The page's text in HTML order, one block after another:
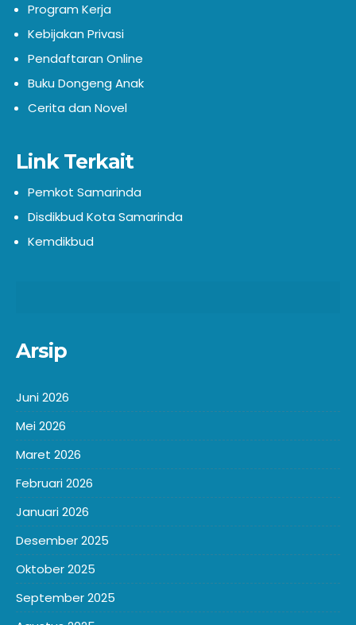
Program Kerja
Kebijakan Privasi
Pendaftaran Online
Buku Dongeng Anak
Cerita dan Novel
Link Terkait
Pemkot Samarinda
Disdikbud Kota Samarinda
Kemdikbud
Arsip
Juni 2026
Mei 2026
Maret 2026
Februari 2026
Januari 2026
Desember 2025
Oktober 2025
September 2025